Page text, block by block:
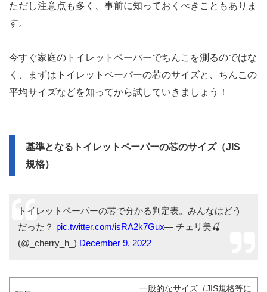
ただし注意点も多く、事前に知っておくべきこともありま
す。
今すぐ家庭のトイレットペーパーでちんこを測るのではな
く、まずはトイレットペーパーの芯のサイズと、ちんこの
平均サイズなどを知ってから試していきましょう！
基準となるトイレットペーパーの芯のサイズ（JIS
規格）
トイレットペーパーの芯で分かる判定表。みんなはどう
だった？ pic.twitter.com/isRA2k7Gux— チェリ美🍒
(@_cherry_h_) December 9, 2022
一般的なサイズ（JIS規格等に